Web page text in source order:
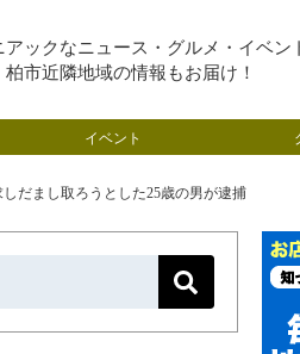
ックなニュース・グルメ・イベ
市近隣地域の情報もお届け！
イベント
だまし取ろうとした25歳の男が逮捕